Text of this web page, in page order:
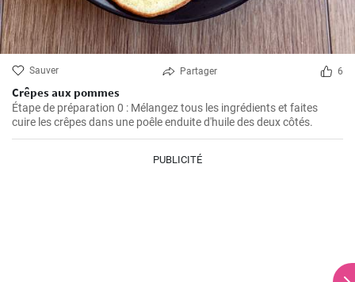
Sauver Partager 6
Crêpes aux pommes
Étape de préparation 0 : Mélangez tous les ingrédients et faites
cuire les crêpes dans une poêle enduite d'huile des deux côtés.
PUBLICITÉ